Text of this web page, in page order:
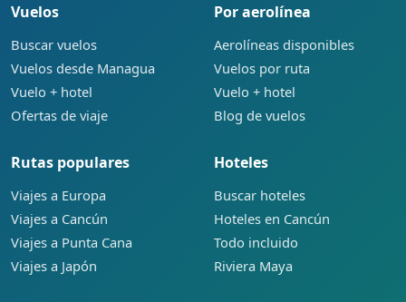
Vuelos
Buscar vuelos
Vuelos desde Managua
Vuelo + hotel
Ofertas de viaje
Por aerolínea
Aerolíneas disponibles
Vuelos por ruta
Vuelo + hotel
Blog de vuelos
Rutas populares
Viajes a Europa
Viajes a Cancún
Viajes a Punta Cana
Viajes a Japón
Hoteles
Buscar hoteles
Hoteles en Cancún
Todo incluido
Riviera Maya